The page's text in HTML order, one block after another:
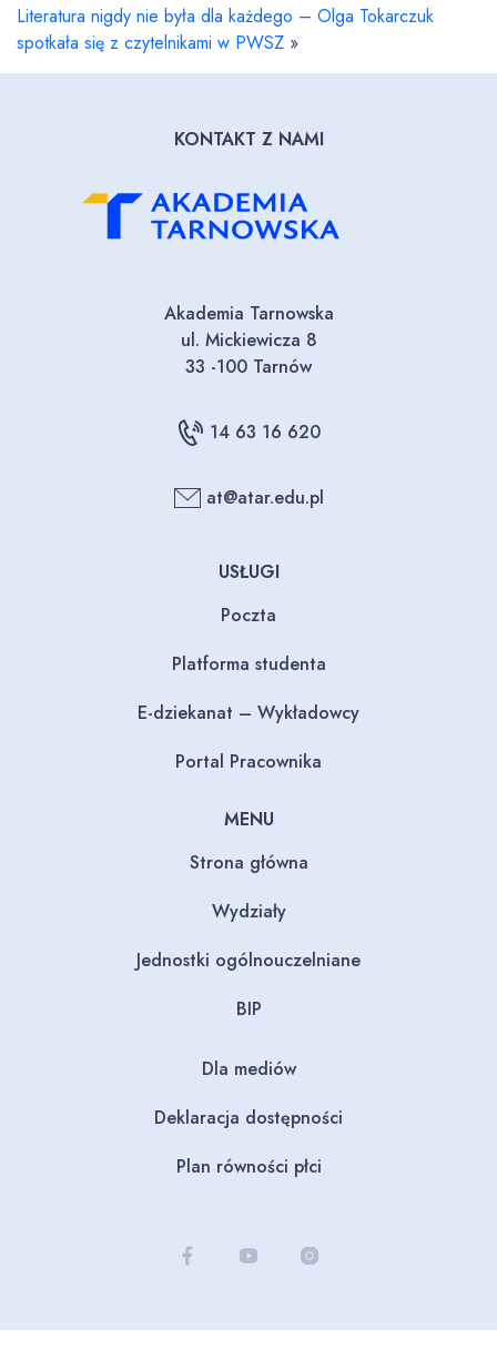
Literatura nigdy nie była dla każdego – Olga Tokarczuk
spotkała się z czytelnikami w PWSZ »
KONTAKT Z NAMI
Akademia Tarnowska
ul. Mickiewicza 8
33 -100 Tarnów
14 63 16 620
at@atar.edu.pl
USŁUGI
Poczta
Platforma studenta
E-dziekanat – Wykładowcy
Portal Pracownika
MENU
Strona główna
Wydziały
Jednostki ogólnouczelniane
BIP
Dla mediów
Deklaracja dostępności
Plan równości płci